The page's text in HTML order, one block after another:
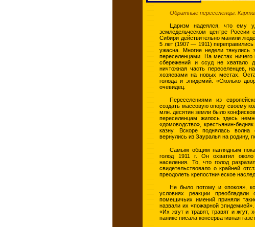
Обратные переселенцы.
Царизм надеялся, что ему
земледельческом центре
Сибири действительно манили
5 лет (1907 — 1911)
ужасна. Многие недели тянулись
переселенцами. На местах
сбережений и ссуд не хватало
ничтожная часть переселенцев,
хозяевами на новых местах.
голода и эпидемий. «Сколько
очевидец.
Переселениями из
создать массовую опору своему
млн. десятин земли было
переселенцам жилось здесь
«домоводство», крестьянин-
казну. Вскоре поднялась волна
вернулись из Зауралья на родину,
Самым общим наглядным
голод 1911 г. Он охватил
населения. То, что голод
свидетельствовало о крайней
преодолеть крепостническое
Не было потому и «покоя»,
условиях реакции
помещичьих имений приняли
назвали их «пожарной
«Их жгут и травят, травят и жгут,
панике писала консервативная